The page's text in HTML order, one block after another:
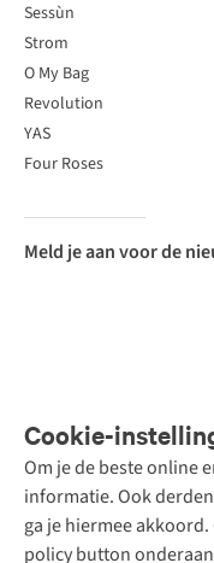
Cookie-
Om je de beste online
informatie. Ook
ga je hiermee
policy button
Sessùn
Strom
O My Bag
Revolution
YAS
Four Roses
Meld je aan voor de
Retail Concepts
N.V.,
Smallandlaan